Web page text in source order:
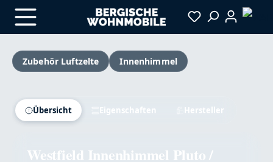
Zum Hauptinhalt springen
Zubehör Luftzelte
Innenhimmel
Versandkostenfrei
Übersicht Eigenschaften Hersteller
Westfield Innenhimmel Pluto /